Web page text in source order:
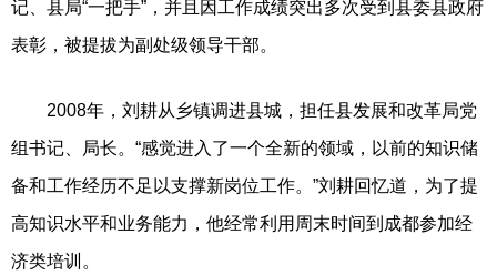
记、县局“一把手”，并且因工作成绩突出多次受到县委县政府
表彰，被提拔为副处级领导干部。
2008年，刘耕从乡镇调进县城，担任县发展和改革局党
组书记、局长。“感觉进入了一个全新的领域，以前的知识储
备和工作经历不足以支撑新岗位工作。”刘耕回忆道，为了提
高知识水平和业务能力，他经常利用周末时间到成都参加经
济类培训。